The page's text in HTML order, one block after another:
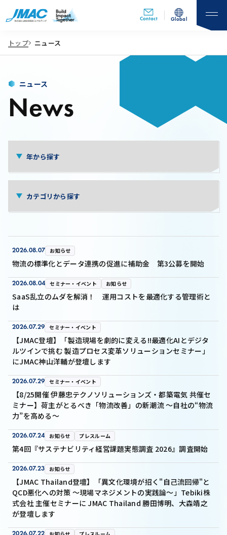
Contact Global
トップ ニュース
ニュース
News
2026.08.07 お知らせ
物流の標準化とデータ連携の促進に補助金 第3公募を開始
2026.08.04 セミナー・イベント お知らせ
SaaS乱立のムダを解消！ 運用コストを最適化する管理術と
は
2026.07.29 セミナー・イベント
【JMAC登壇】「製造現場を劇的に変える!!最適化AIとデジタ
ルツインで挑む 製造プロセス変革ソリューションセミナー」
にJMAC神山洋輔が登壇します
2026.07.29 セミナー・イベント
【8/25開催 伊藤忠テクノソリューションズ・都築電気 共催セ
ミナー】荷主がとるべき「物流改善」の新潮流 ～自社の“物流
力”を高める～
2026.07.24 お知らせ プレスルーム
第4回『サステナビリティ経営課題実態調査 2026』調査開始
2026.07.23 お知らせ
【JMAC Thailand登壇】「異文化環境が招く"自己流回帰"と
QCD悪化への対策 ～現場マネジメントの実践論～」Tebiki株
式会社 主催セミナーに JMAC Thailand 勝田博明、大森靖之
が登壇します
お知らせ プレスルーム